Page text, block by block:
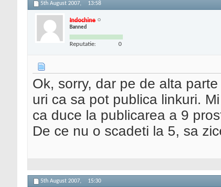
5th August 2007, 13:58
Indochine
Banned
Reputatie: 0
Ok, sorry, dar pe de alta
uri ca sa pot publica linkuri.
ca duce la publicarea a 9
De ce nu o scadeti la 5, sa
5th August 2007, 15:30